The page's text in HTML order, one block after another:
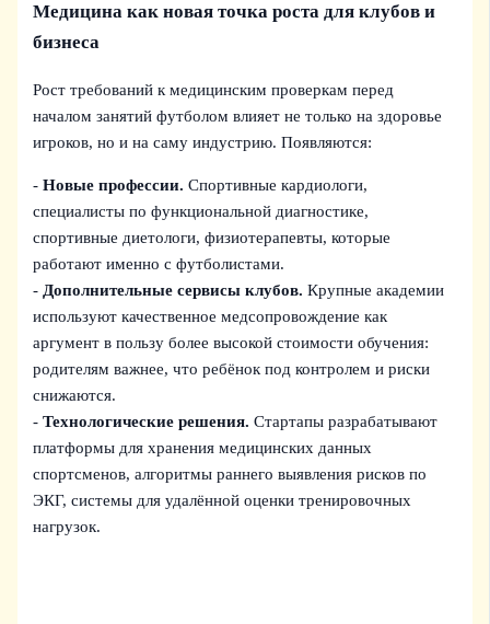
Медицина как новая точка роста для клубов и
бизнеса
Рост требований к медицинским проверкам перед
началом занятий футболом влияет не только на здоровье
игроков, но и на саму индустрию. Появляются:
-Новые профессии. Спортивные кардиологи,
специалисты по функциональной диагностике,
спортивные диетологи, физиотерапевты, которые
работают именно с футболистами.
- Дополнительные сервисы клубов. Крупные академии
используют качественное медсопровождение как
аргумент в пользу более высокой стоимости обучения:
родителям важнее, что ребёнок под контролем и риски
снижаются.
-Технологические решения. Стартапы разрабатывают
платформы для хранения медицинских данных
спортсменов, алгоритмы раннего выявления рисков по
ЭКГ, системы для удалённой оценки тренировочных
нагрузок.